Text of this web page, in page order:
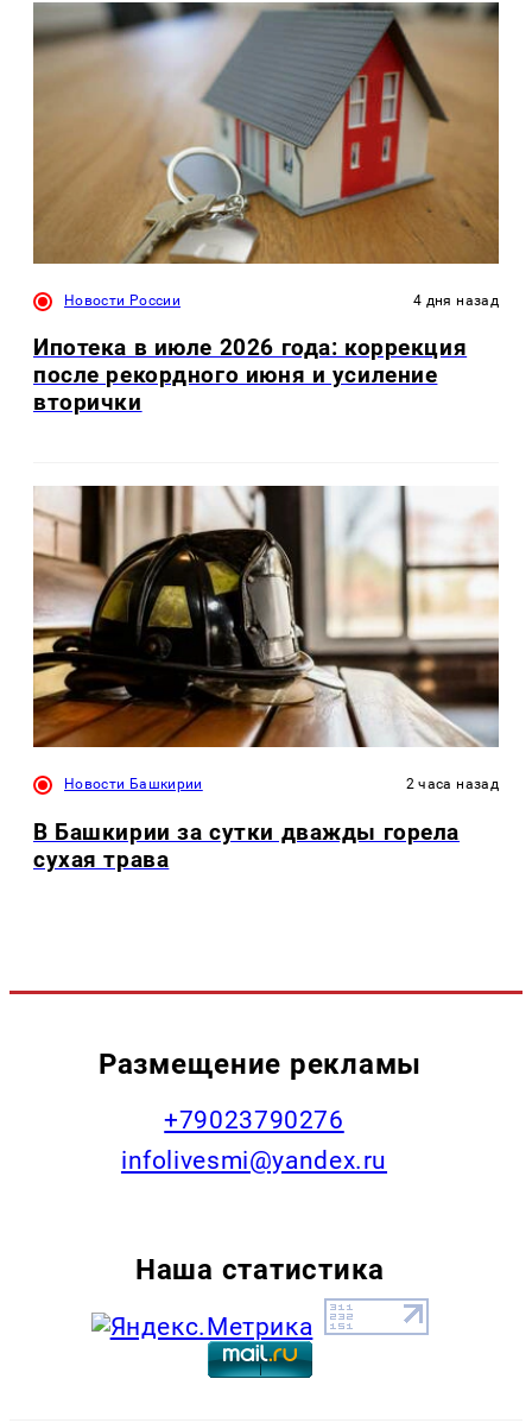
Новости России 4 дня назад
Ипотека в июле 2026 года: коррекция
после рекордного июня и усиление
вторички
Новости Башкирии 2 часа назад
В Башкирии за сутки дважды горела
сухая трава
Размещение рекламы
+79023790276
infolivesmi@yandex.ru
Наша статистика